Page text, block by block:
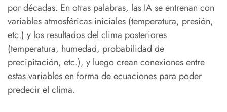
por décadas. En otras palabras, las IA se entrenan con
variables atmosféricas iniciales (temperatura, presión,
etc.) y los resultados del clima posteriores
(temperatura, humedad, probabilidad de
precipitación, etc.), y luego crean conexiones entre
estas variables en forma de ecuaciones para poder
predecir el clima.